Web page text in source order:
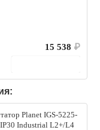
15 538 ₽
Planet IGS-5225-
Industrial L2+/L4